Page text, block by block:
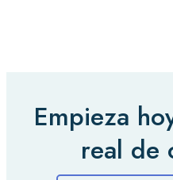
Empieza
real de